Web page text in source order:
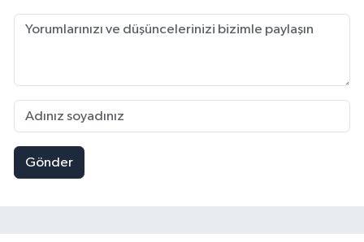
Gönder